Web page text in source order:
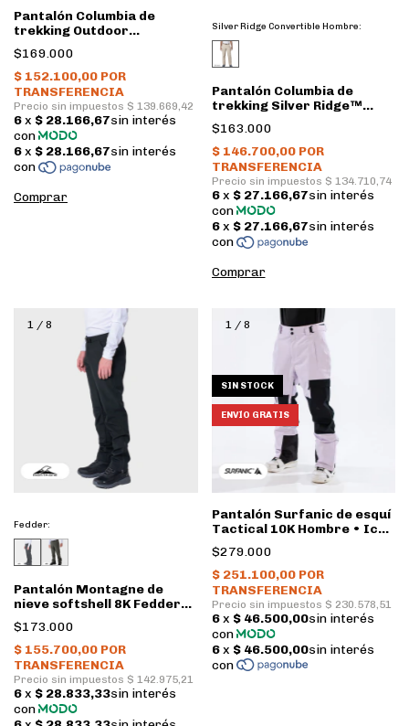
Pantalón Columbia de
trekking Outdoor
Elements™ Stretch
Hombre • Shark
$169.000
Comprar
Silver Ridge Convertible Hombre:
Pantalón Columbia de
trekking Silver Ridge™
Convertible Hombre •
Fossil
$163.000
Comprar
1 / 8
Fedder:
Pantalón Montagne de
nieve softshell 8K Fedder
Hombre • Negro
$173.000
1/ 8
SIN STOCK
ENVÍO GRATIS
Pantalón Surfanic de esquí
Tactical 10K Hombre • Ice
Lilac
$279.000